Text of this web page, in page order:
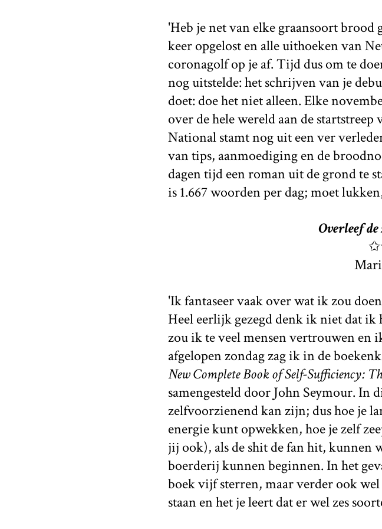
'Heb je net van elke graansoort
keer opgelost en alle uithoeken van
coronagolf op je af. Tijd dus om te
nog uitstelde: het schrijven van je
doet: doe het niet alleen. Elke
over de hele wereld aan de startstreep
National stamt nog uit een ver
van tips, aanmoediging en de
dagen tijd een roman uit de grond te
is 1.667 woorden per dag; moet
Overleef
'Ik fantaseer vaak over wat ik zou
Heel eerlijk gezegd denk ik niet dat
zou ik te veel mensen vertrouwen
afgelopen zondag zag ik in de
New Complete Book of Self-Sufficiency:
samengesteld door John Seymour. In
zelfvoorzienend kan zijn; dus hoe je
energie kunt opwekken, hoe je zelf
jij ook), als de shit de fan hit, kunnen
boerderij kunnen beginnen. In het
boek vijf sterren, maar verder ook
staan en het je leert dat er wel zes